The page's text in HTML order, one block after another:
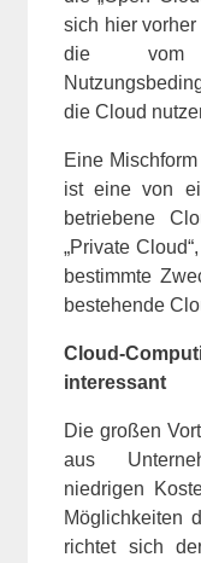
sich hier
die vom
die Cloud
Eine
ist eine von
betriebene
„Private
bestimmte
bestehende
Cloud-
interessant
Die großen
aus
niedrigen
Möglichkeiten
richtet sich